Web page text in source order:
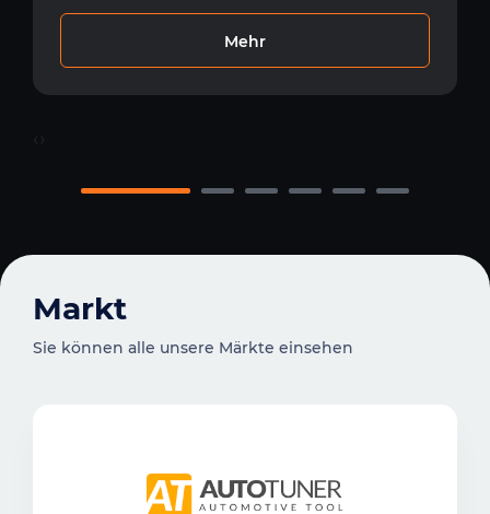
Mehr
‹
Markt
Sie können alle unsere Märkte einsehen